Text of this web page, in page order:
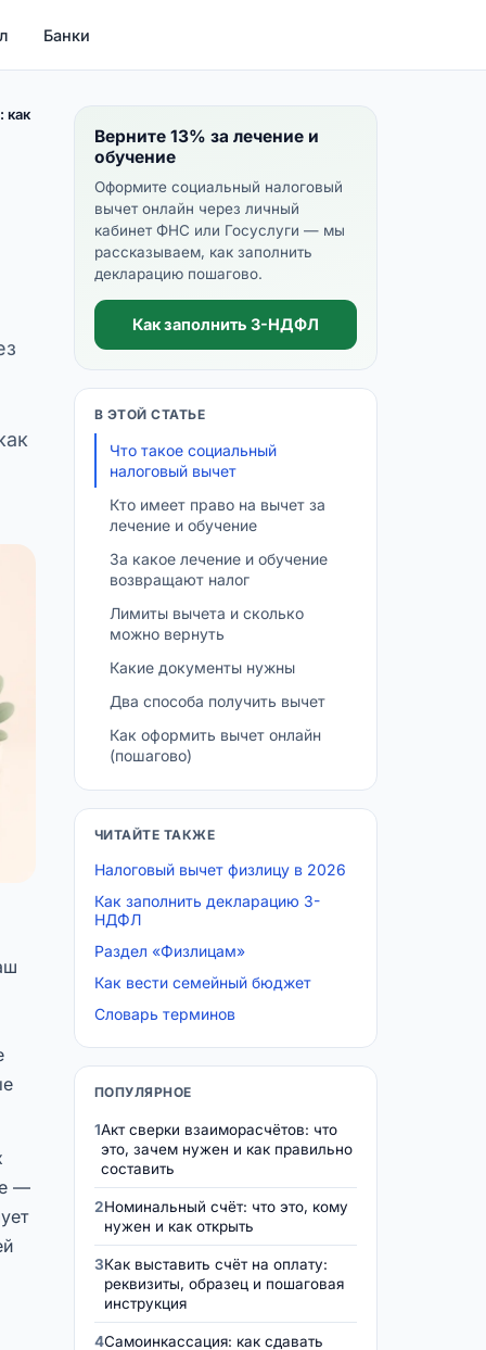
Банки
как
—
Верните 13% за лечение и
обучение
Оформите социальный налоговый
вычет онлайн через личный
кабинет ФНС или Госуслуги — мы
рассказываем, как заполнить
декларацию пошагово.
Как заполнить 3-НДФЛ
В ЭТОЙ СТАТЬЕ
Что такое социальный
налоговый вычет
Кто имеет право на вычет за
лечение и обучение
За какое лечение и обучение
возвращают налог
Лимиты вычета и сколько
можно вернуть
Какие документы нужны
Два способа получить вычет
Как оформить вычет онлайн
(пошагово)
ЧИТАЙТЕ ТАКЖЕ
Налоговый вычет физлицу в 2026
Как заполнить декларацию 3-
НДФЛ
Раздел «Физлицам»
Как вести семейный бюджет
Словарь терминов
ПОПУЛЯРНОЕ
1Акт сверки взаиморасчётов: что
это, зачем нужен и как правильно
составить
2Номинальный счёт: что это, кому
нужен и как открыть
3Как выставить счёт на оплату:
реквизиты, образец и пошаговая
инструкция
4Самоинкассация: как сдавать